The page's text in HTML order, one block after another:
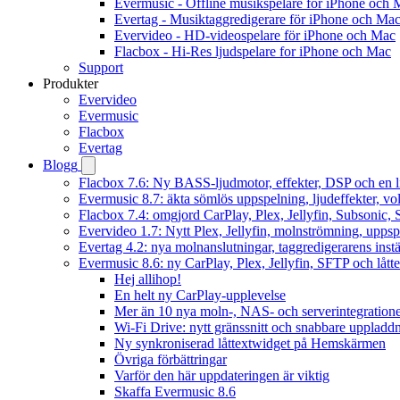
Evermusic - Offline musikspelare för iPhone och
Evertag - Musiktaggredigerare för iPhone och Mac
Evervideo - HD-videospelare för iPhone och Mac
Flacbox - Hi-Res ljudspelare for iPhone och Mac
Support
Produkter
Evervideo
Evermusic
Flacbox
Evertag
Blogg
Flacbox 7.6: Ny BASS-ljudmotor, effekter, DSP och en
Evermusic 8.7: äkta sömlös uppspelning, ljudeffekter,
Flacbox 7.4: omgjord CarPlay, Plex, Jellyfin, Subsonic,
Evervideo 1.7: Nytt Plex, Jellyfin, molnströmning,
Evertag 4.2: nya molnanslutningar, taggredigerarens
Evermusic 8.6: ny CarPlay, Plex, Jellyfin, SFTP och
Hej allihop!
En helt ny CarPlay-upplevelse
Mer än 10 nya moln-, NAS- och
Wi-Fi Drive: nytt gränssnitt och snabbare
Ny synkroniserad låttextwidget på Hemskärmen
Övriga förbättringar
Varför den här uppdateringen är viktig
Skaffa Evermusic 8.6